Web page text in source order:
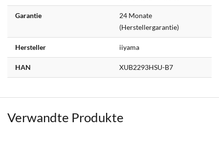
Garantie
24 Monate
(Herstellergarantie)
Hersteller iiyama
HAN XUB2293HSU-B7
Verwandte Produkte